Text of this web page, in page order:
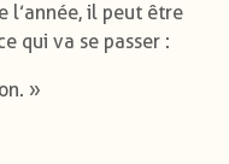
l’année, il peut être
qui va se passer :
»